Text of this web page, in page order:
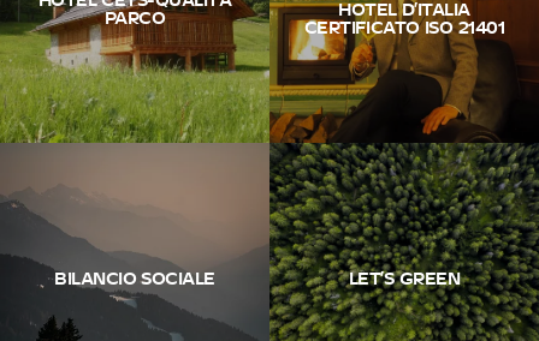
PARCO
HOTEL D’ITALIA
CERTIFICATO ISO 21401
BILANCIO SOCIALE LET’S GREEN